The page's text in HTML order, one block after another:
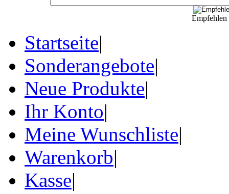
Empfehlen
Startseite|
Sonderangebote|
Neue Produkte|
Ihr Konto|
Meine Wunschliste|
Warenkorb|
Kasse|